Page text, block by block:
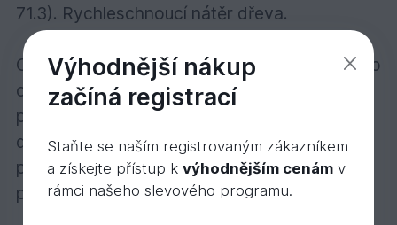
71.3). Rychleschnoucí nátěr dřeva.
Osmo Zahradní & fasádní lazura je vhodná pro
ošetření jakéhokoliv dřeva ve venkovním
prostředí: dřevěných fasád, balkónů,
dřevěných okenic, plotů, zahradních domků,
pergol, zahradního nábytku, parkovacích
přístřešků apod.
Výhodnější nákup
začíná registrací
Staňte se naším registrovaným zákazníkem
a získejte přístup k výhodnějším cenámv
rámci našeho slevového programu.